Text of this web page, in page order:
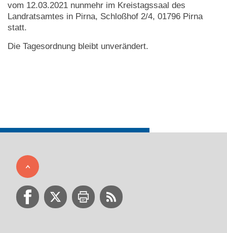
vom 12.03.2021 nunmehr im Kreistagssaal des
Landratsamtes in Pirna, Schloßhof 2/4, 01796 Pirna
statt.
Die Tagesordnung bleibt unverändert.